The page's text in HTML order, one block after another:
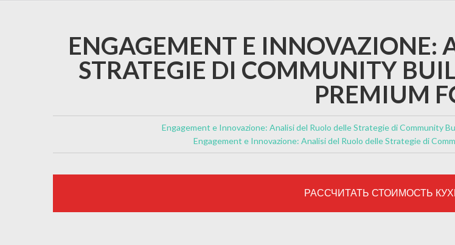
ENGAGEMENT E INNOVAZIONE:
STRATEGIE DI COMMUNITY
PREMIUM
Engagement e Innovazione: Analisi del Ruolo delle Strategie di Community
Engagement e Innovazione: Analisi del Ruolo delle Strategie di
РАССЧИТАТЬ СТОИМОСТЬ